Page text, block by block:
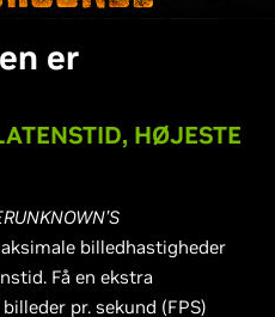
er
HØJESTE
billedhastigheder
Få en ekstra
pr. sekund (FPS)